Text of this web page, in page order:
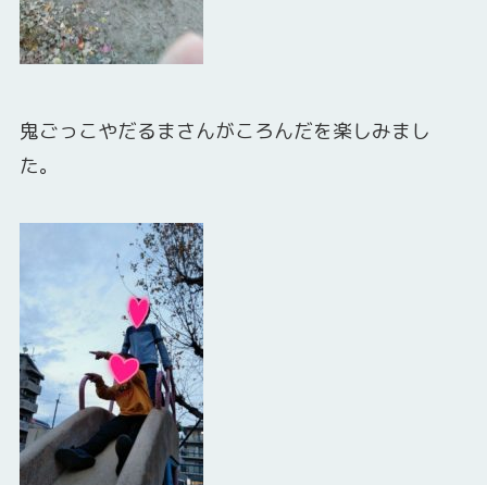
鬼ごっこやだるまさんがころんだを楽しみまし
た。